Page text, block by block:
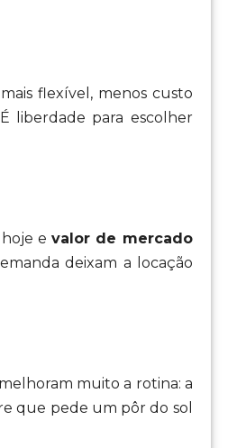
flexível, menos custo
liberdade para escolher
hoje evalor de mercado
deixam a locação
muito a rotina: a
que pede um pôr do sol